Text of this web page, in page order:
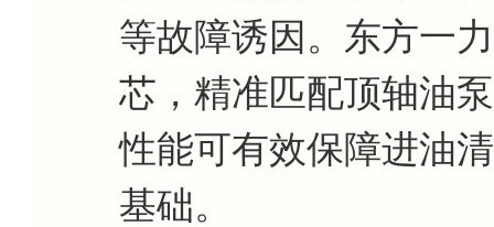
等故障诱因。东方一
芯，精准匹配顶轴油
性能可有效保障进油
基础。